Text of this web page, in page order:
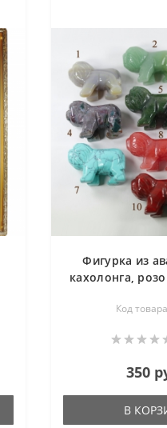
Фигурка из
кахолонга,
Собачка -
Код
350
В